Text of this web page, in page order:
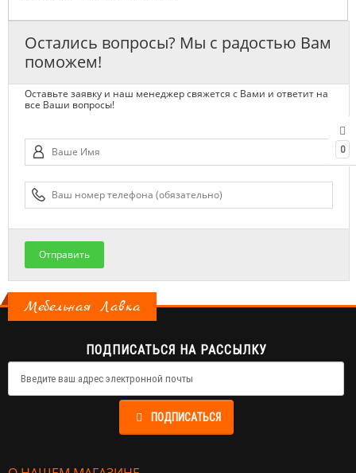
0
Остались вопросы? Мы с радостью Вам
поможем!
Оставьте заявку и наш менеджер свяжется с Вами и ответит на
все Ваши вопросы!
Отправить
Мебельная Лавка
ПОДПИСАТЬСЯ НА РАССЫЛКУ
ПОДПИСАТЬСЯ